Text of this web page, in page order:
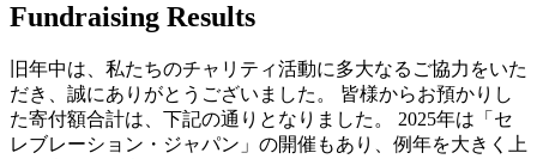
Fundraising Results
旧年中は、私たちのチャリティ活動に多大なるご協力をいた
だき、誠にありがとうございました。 皆様からお預かりし
た寄付額合計は、下記の通りとなりました。 2025年は「セ
レブレーション・ジャパン」の開催もあり、例年を大きく上